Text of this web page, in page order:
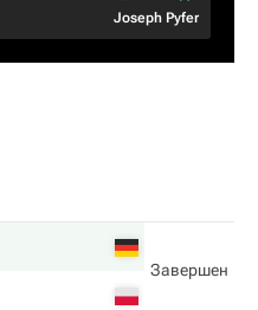
Joseph Pyfer
Завершен